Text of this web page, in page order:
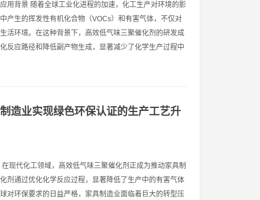
用背景 随着全球工业化进程的加速，化工生产对环境的影
产生的挥发性有机化合物（VOCs）和有害气体，不仅对
活环境。在这种背景下，高效低气味三聚催化剂的研发成
反应路径和降低副产物生成，显著减少了化学生产过程中
造业实现绿色环保认证的生产工艺升
现代化工领域，高效低气味三聚催化剂正成为推动家具制
剂通过优化化学反应过程，显著降低了生产中的有害气体
对环保要求的日益严格，家具制造业面临着巨大的转型压